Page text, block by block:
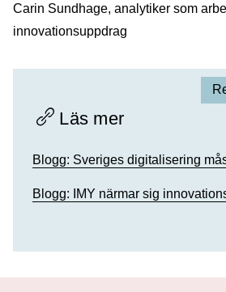
Carin Sundhage, analytiker som
innovationsuppdrag
Läs mer
Blogg: Sveriges digitalisering
Blogg: IMY närmar sig